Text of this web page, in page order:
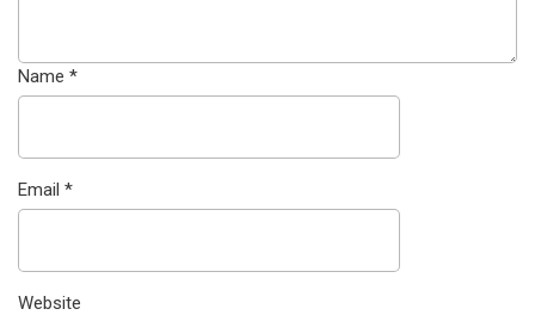
Name *
Email *
Website